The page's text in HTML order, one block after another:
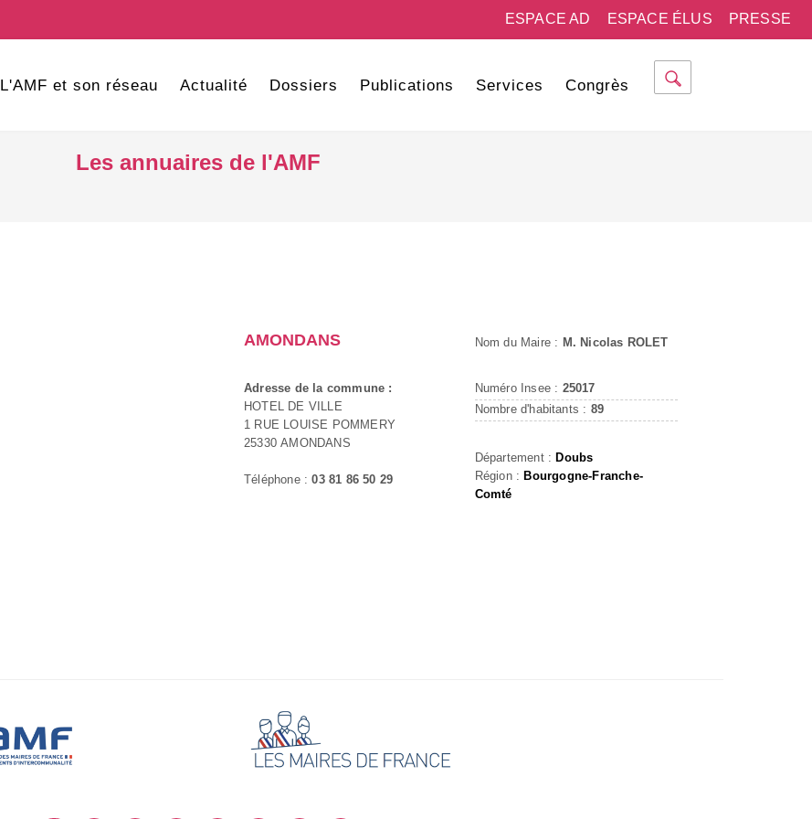
PRESSE
ESPACE ÉLUS
ESPACE AD
L'AMF et son réseau Actualité Dossiers Publications Services Congrès
Les annuaires de l'AMF
AMONDANS
Adresse de la commune :
HOTEL DE VILLE
1 RUE LOUISE POMMERY
25330 AMONDANS
Téléphone :03 81 86 50 29
Nom du Maire : M. Nicolas ROLET
Numéro Insee : 25017
Nombre d'habitants : 89
Département : Doubs
Région : Bourgogne-Franche-
Comté